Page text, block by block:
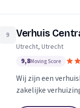
9 Verhuis
Utrecht, Utrecht
9,8Moving Score
Wij zijn een
zakelijke